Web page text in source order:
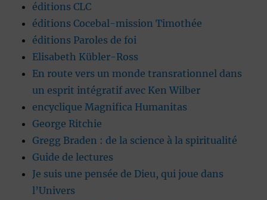
éditions CLC
éditions Cocebal-mission Timothée
éditions Paroles de foi
Elisabeth Kübler-Ross
En route vers un monde transrationnel dans
un esprit intégratif avec Ken Wilber
encyclique Magnifica Humanitas
George Ritchie
Gregg Braden : de la science à la spiritualité
Guide de lectures
Je suis une pensée de Dieu, qui joue dans
l’Univers